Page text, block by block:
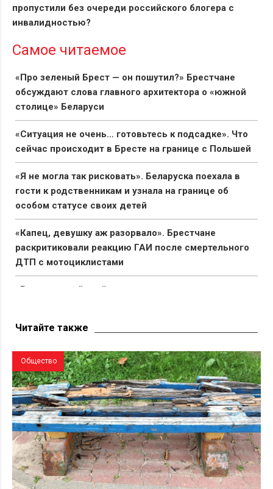
пропустили без очереди российского блогера с
инвалидностью?
Самое читаемое
«Про зеленый Брест — он пошутил?» Брестчане
обсуждают слова главного архитектора о «южной
столице» Беларуси
«Ситуация не очень… готовьтесь к подсадке». Что
сейчас происходит в Бресте на границе с Польшей
«Я не могла так рисковать». Беларуска поехала в
гости к родственникам и узнала на границе об
особом статусе своих детей
«Капец, девушку аж разорвало». Брестчане
раскритиковали реакцию ГАИ после смертельного
ДТП с мотоциклистами
«Вымирающий край со стареющим населением».
Читайте также
Общество